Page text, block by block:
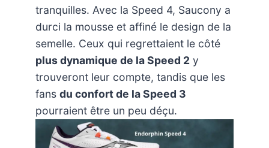
tranquilles. Avec la Speed 4, Saucony a
durci la mousse et affiné le design de la
semelle. Ceux qui regrettaient le côté
plus dynamique de la Speed 2 y
trouveront leur compte, tandis que les
fans du confort de la Speed 3
pourraient être un peu déçu.